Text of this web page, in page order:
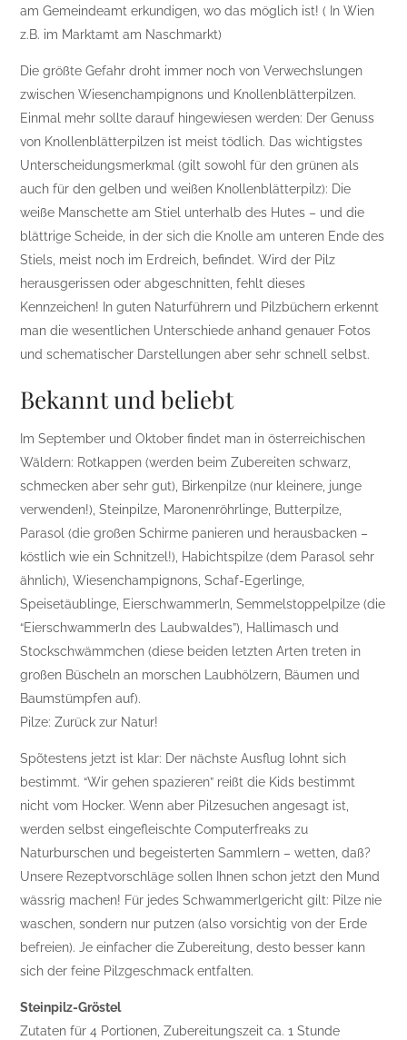
am Gemeindeamt erkundigen, wo das möglich ist! ( In Wien
z.B. im Marktamt am Naschmarkt)
Die größte Gefahr droht immer noch von Verwechslungen
zwischen Wiesenchampignons und Knollenblätterpilzen.
Einmal mehr sollte darauf hingewiesen werden: Der Genuss
von Knollenblätterpilzen ist meist tödlich. Das wichtigstes
Unterscheidungsmerkmal (gilt sowohl für den grünen als
auch für den gelben und weißen Knollenblätterpilz): Die
weiße Manschette am Stiel unterhalb des Hutes – und die
blättrige Scheide, in der sich die Knolle am unteren Ende des
Stiels, meist noch im Erdreich, befindet. Wird der Pilz
herausgerissen oder abgeschnitten, fehlt dieses
Kennzeichen! In guten Naturführern und Pilzbüchern erkennt
man die wesentlichen Unterschiede anhand genauer Fotos
und schematischer Darstellungen aber sehr schnell selbst.
Bekannt und beliebt
Im September und Oktober findet man in österreichischen
Wäldern: Rotkappen (werden beim Zubereiten schwarz,
schmecken aber sehr gut), Birkenpilze (nur kleinere, junge
verwenden!), Steinpilze, Maronenröhrlinge, Butterpilze,
Parasol (die großen Schirme panieren und herausbacken –
köstlich wie ein Schnitzel!), Habichtspilze (dem Parasol sehr
ähnlich), Wiesenchampignons, Schaf-Egerlinge,
Speisetäublinge, Eierschwammerln, Semmelstoppelpilze (die
“Eierschwammerln des Laubwaldes”), Hallimasch und
Stockschwämmchen (diese beiden letzten Arten treten in
großen Büscheln an morschen Laubhölzern, Bäumen und
Baumstümpfen auf).
Pilze: Zurück zur Natur!
Spõtestens jetzt ist klar: Der nächste Ausflug lohnt sich
bestimmt. “Wir gehen spazieren” reißt die Kids bestimmt
nicht vom Hocker. Wenn aber Pilzesuchen angesagt ist,
werden selbst eingefleischte Computerfreaks zu
Naturburschen und begeisterten Sammlern – wetten, daß?
Unsere Rezeptvorschläge sollen Ihnen schon jetzt den Mund
wässrig machen! Für jedes Schwammerlgericht gilt: Pilze nie
waschen, sondern nur putzen (also vorsichtig von der Erde
befreien). Je einfacher die Zubereitung, desto besser kann
sich der feine Pilzgeschmack entfalten.
Steinpilz-Gröstel
Zutaten für 4 Portionen, Zubereitungszeit ca. 1 Stunde